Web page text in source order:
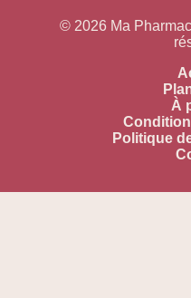
© 2026 Ma
À
Politique